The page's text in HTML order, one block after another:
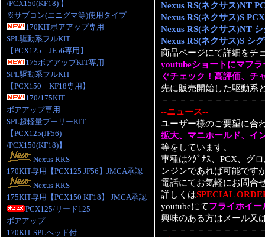
/PCX150(KF18) 】
※サブコン(エニグマ等)使用タイプ
170KITボアアップ専用
SPL駆動系フルKIT
【PCX125 JF56専用】
175ボアアップKIT専用
SPL駆動系フルKIT
【PCX150 KF18専用】
170/175KIT
ボアアップ専用
SPL超軽量プーリーKIT
【PCX125(JF56)
/PCX150(KF18)】
Nexus RRS
170KIT専用【PCX125 JF56】JMCA承認
Nexus RRS
175KIT専用【PCX150 KF18】 JMCA承認
PCX125/リード125
ボアアップ
170KIT SPLヘッド付
Nexus RS(ネクサス)NT
Nexus RS(ネクサス)S
Nexus RS(ネクサス)NT
Nexus RS(ネクサス)S シ
商品ページにて詳細をチ
youtubeショートにマフ
ぐチェック！高評価、チ
先に販売開始した駆動系
－－－－－－－－－－－
--ニュース--
ユーザー様のご要望に合
拡大、マニホールド、イ
等をしています。
車種はｼｸﾞﾅｽ、PCX、グ
ンジンであれば可能です
電話にてお気軽にお問合
詳しくはSPECIAL
youtubeにてフライホイ
興味のある方はメール又
－－－－－－－－－－－